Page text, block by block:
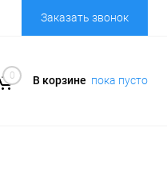
Заказать звонок
0 В корзине пока пусто